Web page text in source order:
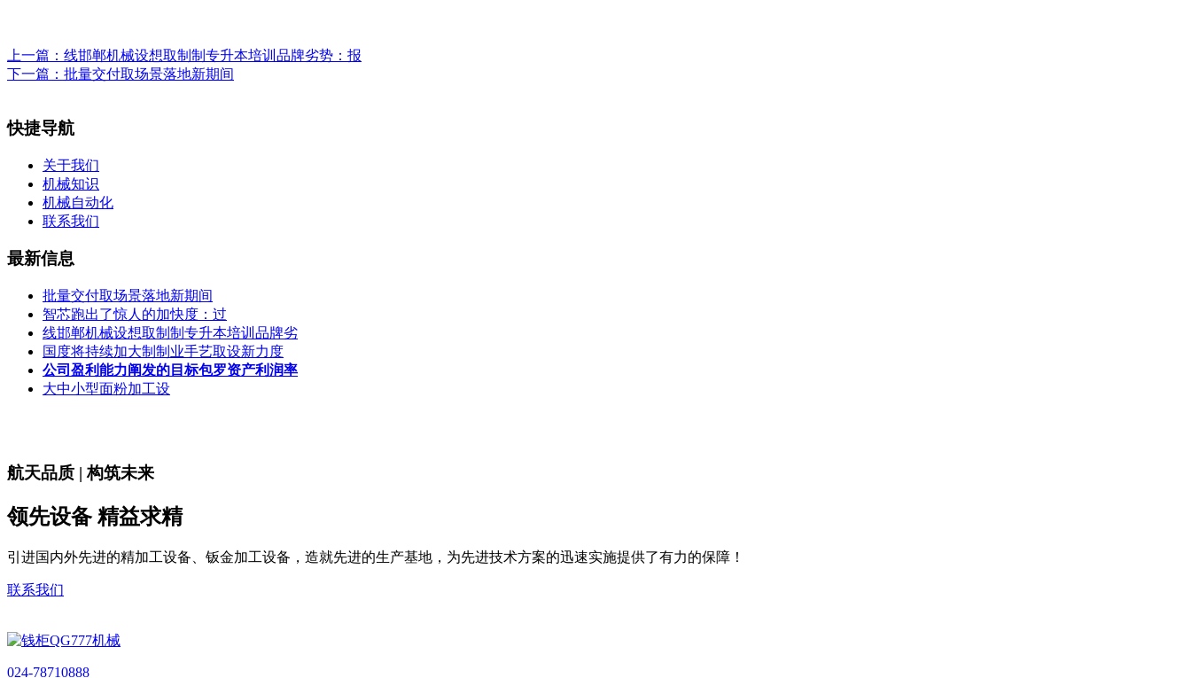
上一篇： 线邯郸机械设想取制制专升本培训品牌劣势：报
下一篇： 批量交付取场景落地新期间
快捷导航
关于我们
机械知识
机械自动化
联系我们
最新信息
批量交付取场景落地新期间
智芯跑出了惊人的加快度：过
线邯郸机械设想取制制专升本培训品牌劣
国度将持续加大制制业手艺取设新力度
公司盈利能力阐发的目标包罗资产利润率
大中小型面粉加工设
航天品质 | 构筑未来
领先设备 精益求精
引进国内外先进的精加工设备、钣金加工设备，造就先进的生产基地，为先进技术方案的迅速实施提供了有力的保障！
联系我们
024-78710888